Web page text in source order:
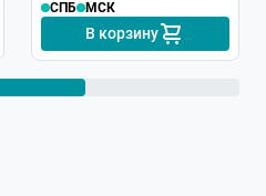
СПБ
МСК
В корзину